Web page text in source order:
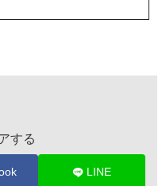
する
LINE